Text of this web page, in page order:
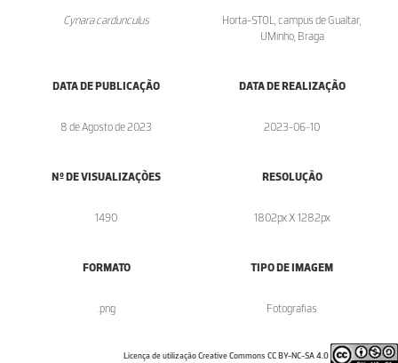
Cynara cardunculus
Horta-STOL, campus de Gualtar,
UMinho, Braga
DATA DE PUBLICAÇÃO
8 de Agosto de 2023
DATA DE REALIZAÇÃO
2023-06-10
Nº DE VISUALIZAÇÕES
1490
RESOLUÇÃO
1802px X 1282px
FORMATO
.png
TIPO DE IMAGEM
Fotografias
Licença de utilização Creative Commons CC BY-NC-SA 4.0